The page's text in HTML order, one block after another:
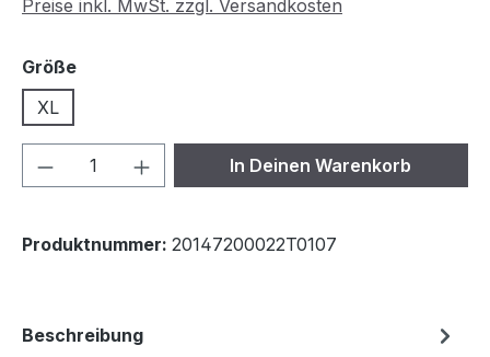
Preise inkl. MwSt. zzgl. Versandkosten
Größeauswählen
XL
Produkt Anzahl: Gib denIn Deinen Warenkorb
Produktnummer: 20147200022T0107
Beschreibung